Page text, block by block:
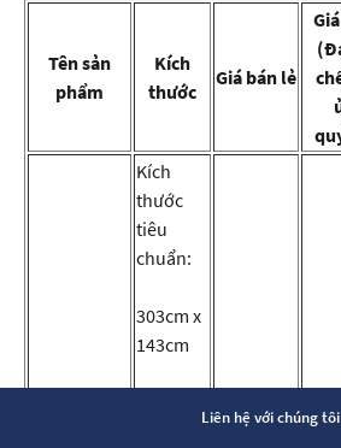
Tên sản
phẩm
Kích
thước
Giá bán lẻ
Kích
thước
tiêu
chuẩn:
303cm x
143cm
Từ
Từ
Liên hệ với chúng tôi